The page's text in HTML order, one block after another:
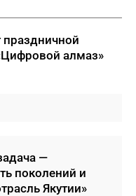
праздничной
алмаз»
—
поколений и
Якутии»